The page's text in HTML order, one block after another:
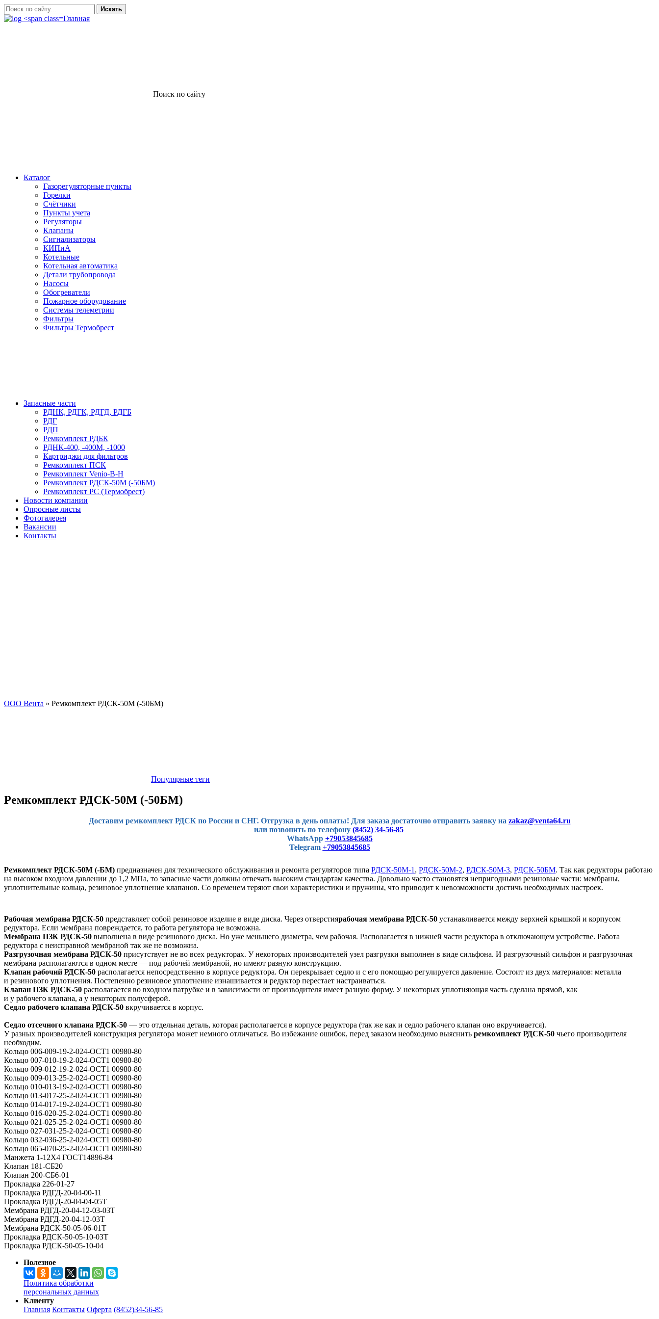
Искать
Главная
Поиск по сайту
Каталог
Газорегуляторные пункты
Горелки
Счётчики
Пункты учета
Регуляторы
Клапаны
Сигнализаторы
КИПиА
Котельные
Котельная автоматика
Детали трубопровода
Насосы
Обогреватели
Пожарное оборудование
Системы телеметрии
Фильтры
Фильтры Термобрест
Запасные части
РДНК, РДГК, РДГД, РДГБ
РДГ
РДП
Ремкомплект РДБК
РДНК-400, -400М, -1000
Картриджи для фильтров
Ремкомплект ПСК
Ремкомплект Venio-В-Н
Ремкомплект РДСК-50М (-50БМ)
Ремкомплект РС (Термобрест)
Новости компании
Опросные листы
Фотогалерея
Вакансии
Контакты
ООО Вента » Ремкомплект РДСК-50М (-50БМ)
Популярные теги
Ремкомплект РДСК-50М (-50БМ)
Доставим ремкомплект РДСК по России и СНГ. Отгрузка в день оплаты! Для заказа достаточно отправить заявку на zakaz@venta64.ru
или позвонить по телефону (8452) 34-56-85
WhatsApp +79053845685
Telegram +79053845685
Ремкомплект РДСК-50М (-БМ) предназначен для технического обслуживания и ремонта регуляторов типа РДСК-50М-1 , РДСК-50М-2, РДСК-50М-3, РДСК-50БМ. Так как редукторы работаю
на высоком входном давлении до 1,2 МПа, то запасные части должны отвечать высоким стандартам качества. Довольно часто становятся непригодными резиновые части: мембраны,
уплотнительные кольца, резиновое уплотнение клапанов. Со временем теряют свои характеристики и пружины, что приводит к невозможности достичь необходимых настроек.
Рабочая мембрана РДСК-50 представляет собой резиновое изделие в виде диска. Через отверстиярабочая мембрана РДСК-50 устанавливается между верхней крышкой и корпусом
редуктора. Если мембрана повреждается, то работа регулятора не возможна.
Мембрана ПЗК РДСК-50 выполнена в виде резинового диска. Но уже меньшего диаметра, чем рабочая. Располагается в нижней части редуктора в отключающем устройстве. Работа
редуктора с неисправной мембраной так же не возможна.
Разгрузочная мембрана РДСК-50 присутствует не во всех редукторах. У некоторых производителей узел разгрузки выполнен в виде сильфона. И разгрузочный сильфон и разгрузочная
мембрана располагаются в одном месте — под рабочей мембраной, но имеют разную конструкцию.
Клапан рабочий РДСК-50 располагается непосредственно в корпусе редуктора. Он перекрывает седло и с его помощью регулируется давление. Состоит из двух материалов: металла
и резинового уплотнения. Постепенно резиновое уплотнение изнашивается и редуктор перестает настраиваться.
Клапан ПЗК РДСК-50 располагается во входном патрубке и в зависимости от производителя имеет разную форму. У некоторых уплотняющая часть сделана прямой, как
и у рабочего клапана, а у некоторых полусферой.
Седло рабочего клапана РДСК-50 вкручивается в корпус.
Седло отсечного клапана РДСК-50 — это отдельная деталь, которая располагается в корпусе редуктора (так же как и седло рабочего клапан оно вкручивается).
У разных производителей конструкция регулятора может немного отличаться. Во избежание ошибок, перед заказом необходимо выяснить ремкомплект РДСК-50 чьего производителя
необходим.
Кольцо 006-009-19-2-024-ОСТ1 00980-80
Кольцо 007-010-19-2-024-ОСТ1 00980-80
Кольцо 009-012-19-2-024-ОСТ1 00980-80
Кольцо 009-013-25-2-024-ОСТ1 00980-80
Кольцо 010-013-19-2-024-ОСТ1 00980-80
Кольцо 013-017-25-2-024-ОСТ1 00980-80
Кольцо 014-017-19-2-024-ОСТ1 00980-80
Кольцо 016-020-25-2-024-ОСТ1 00980-80
Кольцо 021-025-25-2-024-ОСТ1 00980-80
Кольцо 027-031-25-2-024-ОСТ1 00980-80
Кольцо 032-036-25-2-024-ОСТ1 00980-80
Кольцо 065-070-25-2-024-ОСТ1 00980-80
Манжета 1-12Х4 ГОСТ14896-84
Клапан 181-СБ20
Клапан 200-СБ6-01
Прокладка 226-01-27
Прокладка РДГД-20-04-00-11
Прокладка РДГД-20-04-04-05Т
Мембрана РДГД-20-04-12-03-03Т
Мембрана РДГД-20-04-12-03Т
Мембрана РДСК-50-05-06-01Т
Прокладка РДСК-50-05-10-03Т
Прокладка РДСК-50-05-10-04
Полезное
Политика обработки
персональных данных
Клиенту
Главная Контакты Оферта (8452)34-56-85